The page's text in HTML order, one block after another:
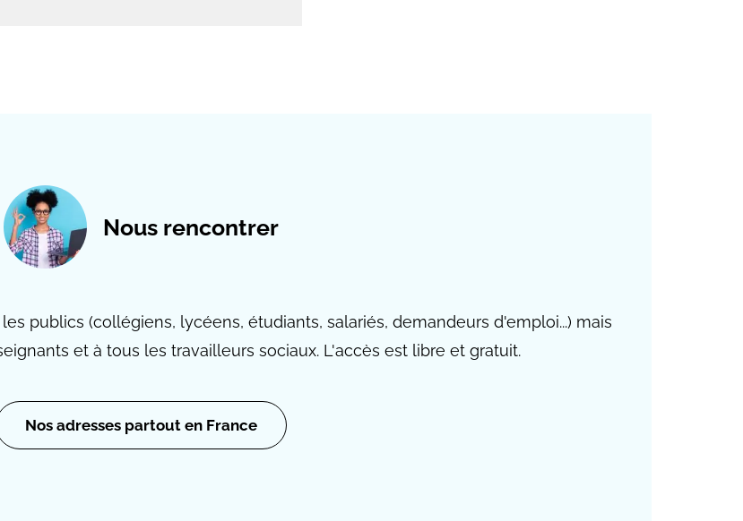
Nous rencontrer
publics (collégiens, lycéens, étudiants, salariés, demandeurs d'emploi...) mais
et à tous les travailleurs sociaux. L'accès est libre et gratuit.
Nos adresses partout en France